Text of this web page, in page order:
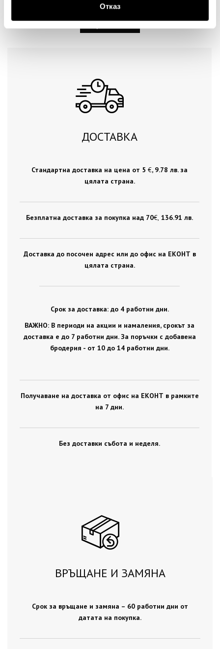
Отказ
Продължи
ДОСТАВКА
Стандартна доставка на цена от 5 €, 9.78 лв. за
цялата страна.
Безплатна доставка за покупка над 70€ , 136.91 лв.
Доставка до посочен адрес или до офис на ЕКОНТ в
цялата страна.
Срок за доставка: до 4 работни дни.
ВАЖНО: В периоди на акции и намаления, срокът за
доставка е до 7 работни дни. За поръчки с добавена
бродерия - от 10 до 14 работни дни.
Получаване на доставка от офис на ЕКОНТ в рамките
на 7 дни.
Без доставки събота и неделя.
ВРЪЩАНЕ И ЗАМЯНА
Срок за връщане и замяна – 60 работни дни от
датата на покупка.